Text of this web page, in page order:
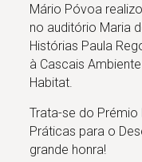
Mário Póvoa
no auditório Maria
Histórias Paula
à Cascais
Habitat.
Trata-se do Prémio
Práticas para o
grande honra!